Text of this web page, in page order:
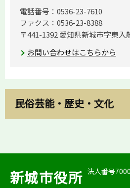
電話番号：0536-23-7610
ファクス：0536-23-8388
〒441-1392 愛知県新城市字東入
お問い合わせはこちらから
民俗芸能・歴史・文化
新城市役所 法人番号